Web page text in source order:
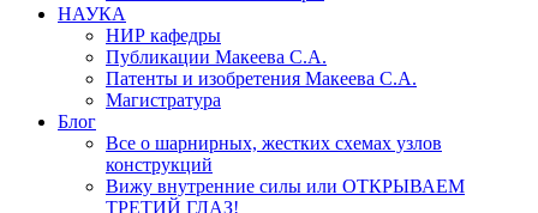
НАУКА
НИР кафедры
Публикации Макеева С.А.
Патенты и изобретения Макеева С.А.
Магистратура
Блог
Все о шарнирных, жестких схемах узлов
конструкций
Вижу внутренние силы или ОТКРЫВАЕМ
ТРЕТИЙ ГЛАЗ!